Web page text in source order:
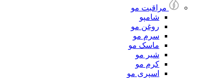
مراقبت مو
شامپو
روغن مو
سرم مو
ماسک مو
شیر مو
کرم مو
اسپری مو